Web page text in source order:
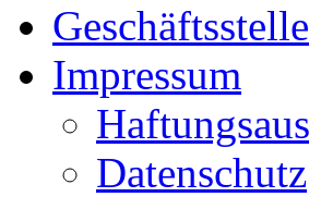
Geschäftsstelle
Impressum
Datenschutz